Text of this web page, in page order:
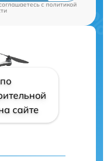
c политикой
сайте